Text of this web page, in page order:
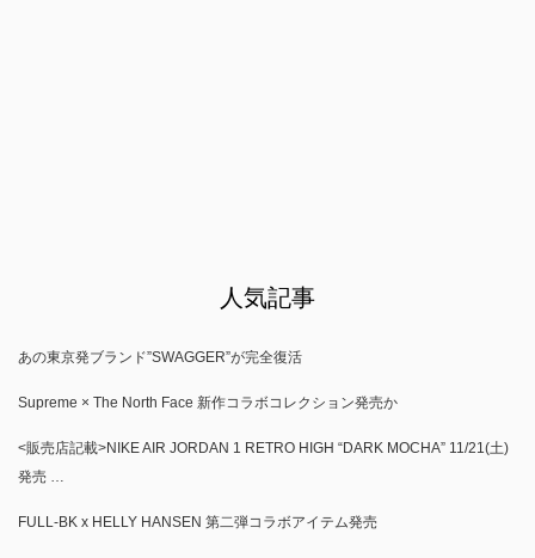
人気記事
あの東京発ブランド”SWAGGER”が完全復活
Supreme × The North Face 新作コラボコレクション発売か
<販売店記載>NIKE AIR JORDAN 1 RETRO HIGH “DARK MOCHA” 11/21(土)
発売 …
FULL-BK x HELLY HANSEN 第二弾コラボアイテム発売